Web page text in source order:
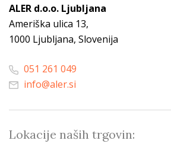
ALER d.o.o. Ljubljana
Ameriška ulica 13,
1000 Ljubljana, Slovenija
051 261 049
info@aler.si
Lokacije naših trgovin: